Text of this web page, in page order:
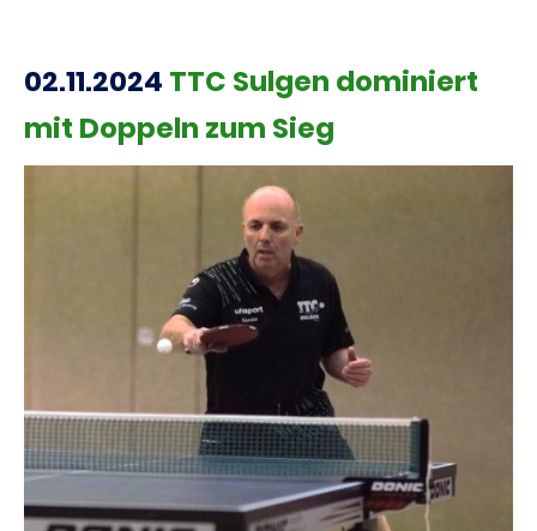
02.11.2024 TTC Sulgen dominiert
mit Doppeln zum Sieg